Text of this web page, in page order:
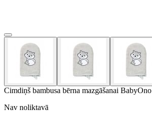
Cimdiņš bambusa bērna mazgāšanai BabyOno
Nav noliktavā